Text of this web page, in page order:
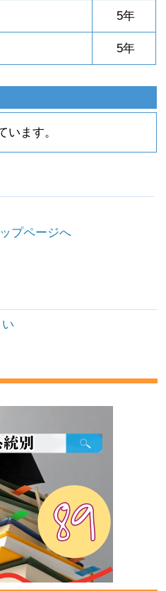
5年
5年
います。
プページへ